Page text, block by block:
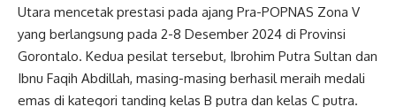
Utara mencetak prestasi pada ajang Pra-POPNAS Zona V
yang berlangsung pada 2-8 Desember 2024 di Provinsi
Gorontalo. Kedua pesilat tersebut, Ibrohim Putra Sultan dan
Ibnu Faqih Abdillah, masing-masing berhasil meraih medali
emas di kategori tanding kelas B putra dan kelas C putra.